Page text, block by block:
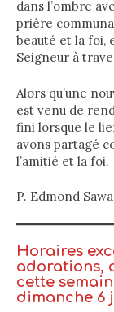
dans l’ombre
prière
beauté et la foi,
Seigneur à
Alors qu’une
est venu de
fini lorsque le
avons partagé
l’amitié et la foi.
P. Edmond
Horaires
adorations,
cette
dimanche 6